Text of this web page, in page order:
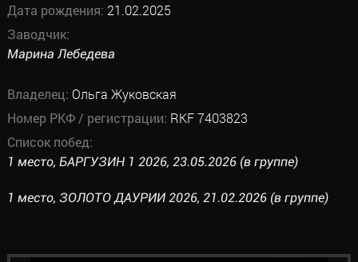
Дата рождения: 21.02.2025
Заводчик:
Марина Лебедева
Владелец: Ольга Жуковская
Номер РКФ / регистрации: RKF 7403823
Список побед:
1 место, БАРГУЗИН 1 2026, 23.05.2026 (в группе)
1 место, ЗОЛОТО ДАУРИИ 2026, 21.02.2026 (в группе)